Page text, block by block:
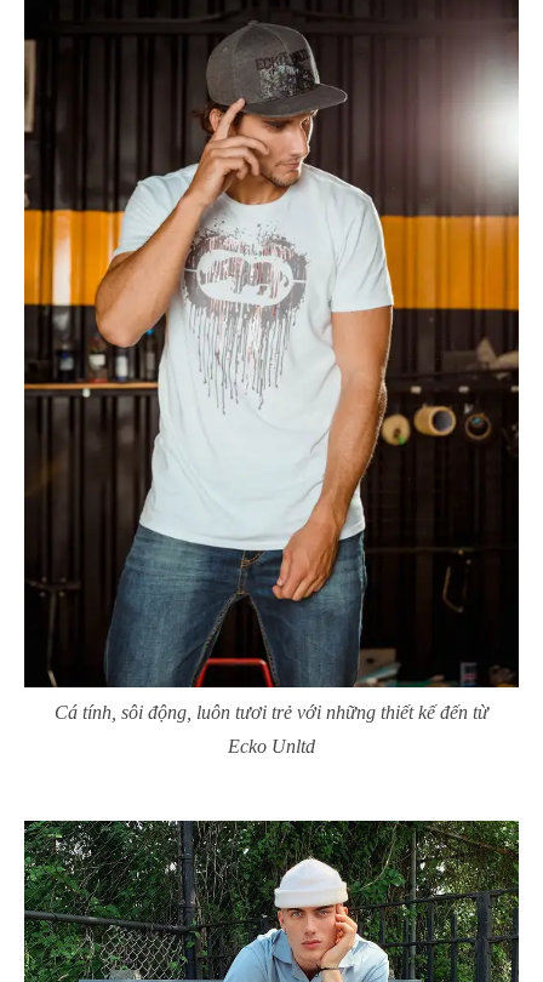
Cá tính, sôi động, luôn tươi trẻ với những thiết kế đến từ
Ecko Unltd